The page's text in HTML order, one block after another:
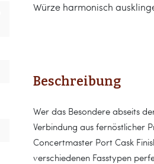
Würze harmonisch
Beschreibung
Wer das Besondere abseits
Verbindung aus fernöstlicher
Concertmaster Port Cask
verschiedenen Fasstypen